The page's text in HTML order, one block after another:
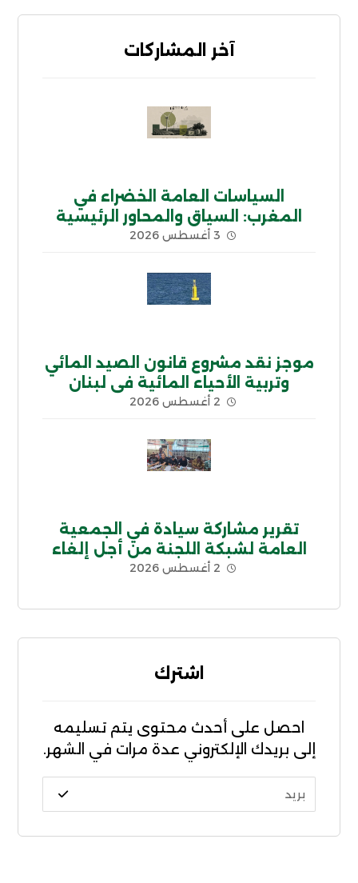
آخر المشاركات
السياسات العامة الخضراء في
المغرب: السياق والمحاور الرئيسية
3 أغسطس 2026
موجز نقد مشروع قانون الصيد المائي
وتربية الأحياء المائية في لبنان
2 أغسطس 2026
تقرير مشاركة سيادة في الجمعية
العامة لشبكة اللجنة من أجل إلغاء
الديون غير الشرعية CADTM بإفريقيا
2 أغسطس 2026
اشترك
احصل على أحدث محتوى يتم تسليمه
إلى بريدك الإلكتروني عدة مرات في الشهر.